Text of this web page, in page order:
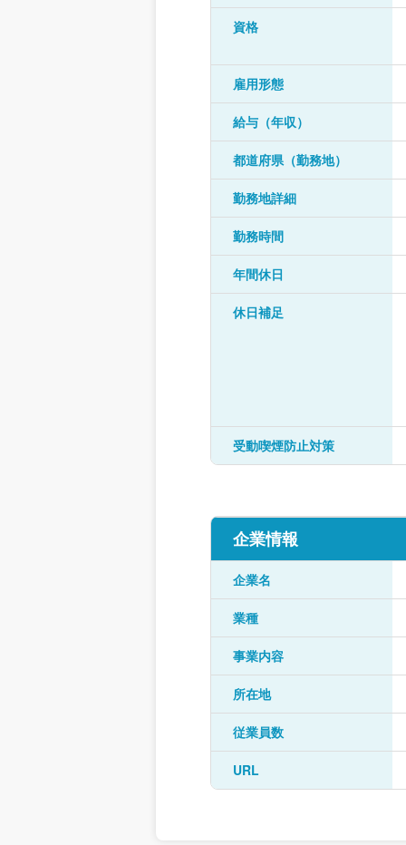
資格
雇用形態
給与（年収）
都道府県（勤務地）
勤務地詳細
勤務時間
年間休日
休日補足
受動喫煙防止対策
企業情報
企業名
業種
事業内容
所在地
従業員数
URL